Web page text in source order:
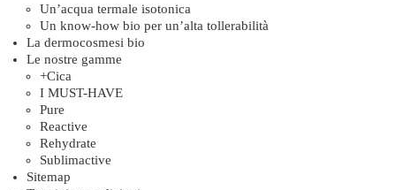
Un’acqua termale isotonica
Un know-how bio per un’alta tollerabilità
La dermocosmesi bio
Le nostre gamme
+Cica
I MUST-HAVE
Pure
Reactive
Rehydrate
Sublimactive
Sitemap